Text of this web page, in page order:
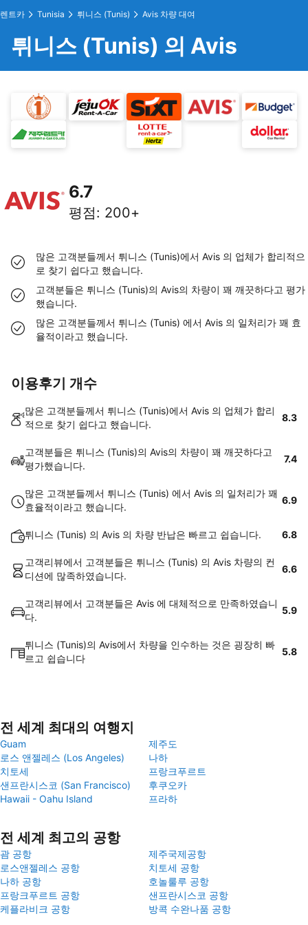
렌트카 Tunisia 튀니스 (Tunis) Avis 차량 대여
튀니스 (Tunis) 의 Avis
6.7
평점: 200+
많은 고객분들께서 튀니스 (Tunis)에서 Avis 의 업체가 합리적으
로 찾기 쉽다고 했습니다.
고객분들은 튀니스 (Tunis)의 Avis의 차량이 꽤 깨끗하다고 평가
했습니다.
많은 고객분들께서 튀니스 (Tunis) 에서 Avis 의 일처리가 꽤 효
율적이라고 했습니다.
이용후기 개수
많은 고객분들께서 튀니스 (Tunis)에서 Avis 의 업체가 합리
적으로 찾기 쉽다고 했습니다.
8.3
고객분들은 튀니스 (Tunis)의 Avis의 차량이 꽤 깨끗하다고
평가했습니다.
7.4
많은 고객분들께서 튀니스 (Tunis) 에서 Avis 의 일처리가 꽤
효율적이라고 했습니다.
6.9
튀니스 (Tunis) 의 Avis 의 차량 반납은 빠르고 쉽습니다. 6.8
고객리뷰에서 고객분들은 튀니스 (Tunis) 의 Avis 차량의 컨
디션에 많족하였습니다.
6.6
고객리뷰에서 고객분들은 Avis 에 대체적으로 만족하였습니
다.
5.9
튀니스 (Tunis)의 Avis에서 차량을 인수하는 것은 굉장히 빠
르고 쉽습니다
5.8
전 세계 최대의 여행지
Guam
제주도
로스 앤젤레스 (Los Angeles)
나하
치토세
프랑크푸르트
샌프란시스코 (San Francisco)
후쿠오카
Hawaii - Oahu Island
프라하
전 세계 최고의 공항
괌 공항
제주국제공항
로스앤젤레스 공항
치토세 공항
나하 공항
호놀룰루 공항
프랑크푸르트 공항
샌프란시스코 공항
케플라비크 공항
방콕 수완나품 공항